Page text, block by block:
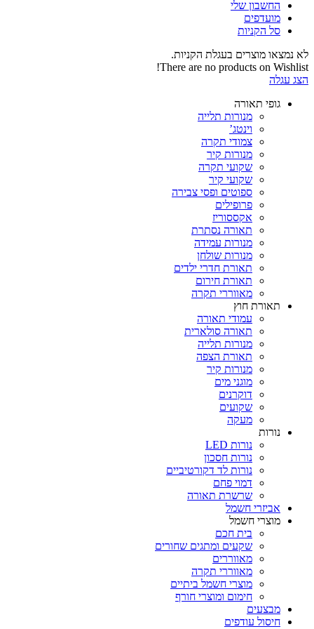
החשבון שלי‬
‫מועדפים‬‬
סל הקניות
לא נמצאו מוצרים בעגלת הקניות.
There are no products on Wishlist!
הצג עגלה
גופי תאורה
מנורות תלייה
וינטג’
צמודי תקרה
מנורות קיר
שקועי תקרה
שקועי קיר
ספוטים ופסי צבירה
פרופילים
אקססוריז
תאורה נסתרת
מנורות עמידה
מנורות שולחן
תאורת חדרי ילדים
תאורת חירום
מאווררי תקרה
תאורת חוץ
עמודי תאורה
תאורה סולארית
מנורות תלייה
תאורת הצפה
מנורות קיר
מוגני מים
דוקרנים
שקועים
מעקה
נורות
נורות LED
נורות חסכון
נורות לד דקורטיביים
דמוי פחם
שרשרת תאורה
אביזרי חשמל
מוצרי חשמל
בית חכם
שקעים ומתגים שחורים
מאווררים
מאווררי תקרה
מוצרי חשמל ביתיים
חימום ומוצרי חורף
מבצעים
חיסול עודפים